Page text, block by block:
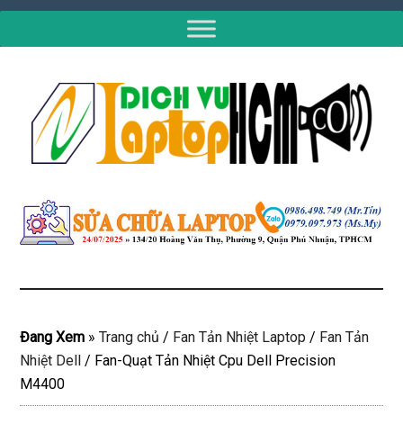
Đang Xem »Trang chủ / Fan Tản Nhiệt Laptop / Fan Tản
Nhiệt Dell / Fan-Quạt Tản Nhiệt Cpu Dell Precision
M4400